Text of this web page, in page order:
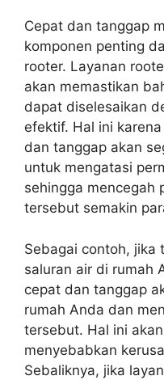
Cepat dan tanggap
komponen penting
rooter. Layanan
akan memastikan
dapat diselesaikan
efektif. Hal ini
dan tanggap akan
untuk mengatasi
sehingga mencegah
tersebut semakin
Sebagai contoh, jika
saluran air di rumah
cepat dan tanggap
rumah Anda dan
tersebut. Hal ini
menyebabkan
Sebaliknya, jika